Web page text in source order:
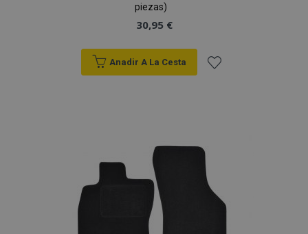
piezas)
30,95 €
Anadir A La Cesta
de
Deseos